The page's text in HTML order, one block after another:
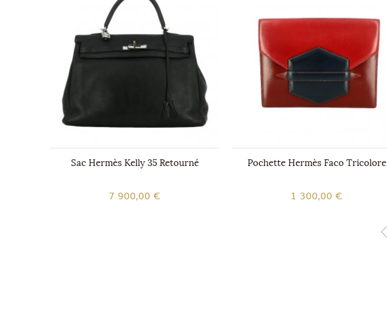
Sac Hermès Kelly 35 Retourné
7 900,00 €
Pochette Hermès Faco Tricolore
1 300,00 €